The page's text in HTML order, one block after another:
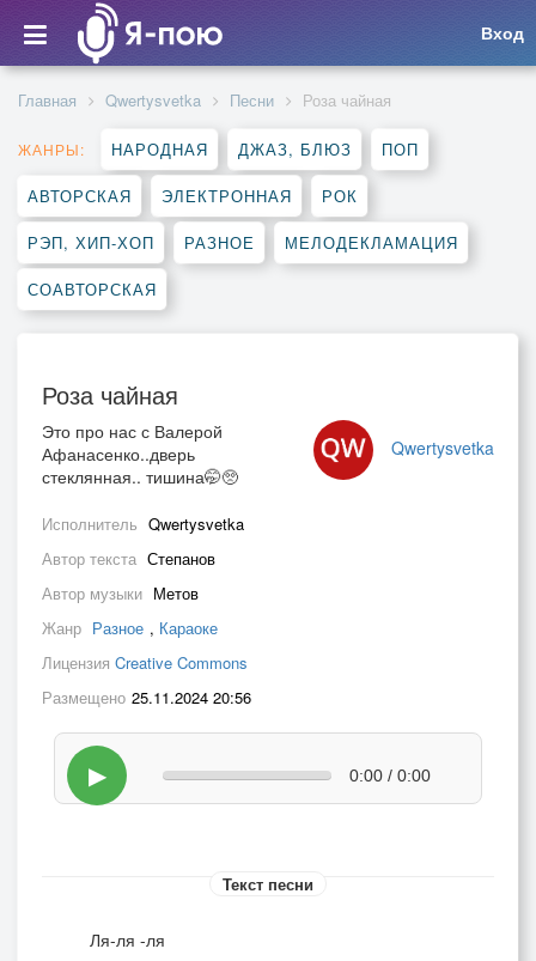
Вход
Главная Qwertysvetka Песни Роза чайная
ЖАНРЫ: НАРОДНАЯ ДЖАЗ, БЛЮЗ ПОП
АВТОРСКАЯ ЭЛЕКТРОННАЯ РОК
РЭП, ХИП-ХОП РАЗНОЕ МЕЛОДЕКЛАМАЦИЯ
СОАВТОРСКАЯ
Роза чайная
Qwertysvetka
Это про нас с Валерой
Афанасенко..дверь
стеклянная.. тишина🤭🥺
Исполнитель Qwertysvetka
Автор текста Степанов
Автор музыки Метов
Жанр Разное , Караоке
Лицензия Creative Commons
Размещено 25.11.2024 20:56
▶ 0:00 / 0:00
Текст песни
Ля-ля -ля